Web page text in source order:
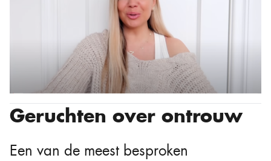
Geruchten over ontrouw
Een van de meest besproken